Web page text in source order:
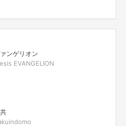
ンゲリオン
EVANGELION